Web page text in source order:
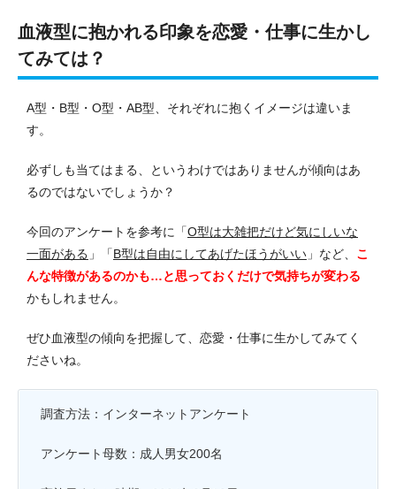
血液型に抱かれる印象を恋愛・仕事に生かし
てみては？
A型・B型・O型・AB型、それぞれに抱くイメージは違いま
す。
必ずしも当てはまる、というわけではありませんが傾向はあ
るのではないでしょうか？
今回のアンケートを参考に「O型は大雑把だけど気にしいな
一面がある 」「B型は自由にしてあげたほうがいい 」など、 こ
んな特徴があるのかも…と思っておくだけで気持ちが変わる
かもしれません。
ぜひ血液型の傾向を把握して、恋愛・仕事に生かしてみてく
ださいね。
調査方法：インターネットアンケート
アンケート母数：成人男女200名